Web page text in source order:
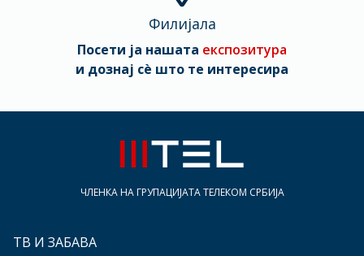
Филијала
Посети ја нашата експозитура
и дознај сè што те интересира
ЧЛЕНКА НА ГРУПАЦИЈАТА ТЕЛЕКОМ СРБИЈА
ТВ И ЗАБАВА